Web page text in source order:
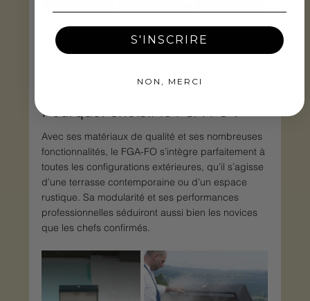
Pourquoi Choisir le FGA-FO ?
Avec ses matériaux de qualité et ses nombreuses
fonctionnalités, le FGA-FO s’intègre parfaitement à
toutes les configurations extérieures, qu’il s’agisse
d’une terrasse contemporaine ou d’un espace
rustique. Sa modularité et ses performances
professionnelles séduiront aussi bien les novices
que les chefs confirmés.
S'INSCRIRE
NON, MERCI